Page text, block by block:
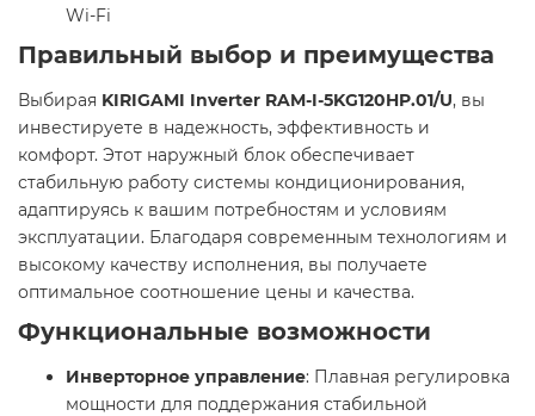
Wi-Fi​
Правильный выбор и преимущества
Выбирая KIRIGAMI Inverter RAM-I-5KG120HP.01/U, вы
инвестируете в надежность, эффективность и
комфорт. Этот наружный блок обеспечивает
стабильную работу системы кондиционирования,
адаптируясь к вашим потребностям и условиям
эксплуатации. Благодаря современным технологиям и
высокому качеству исполнения, вы получаете
оптимальное соотношение цены и качества.​
Функциональные возможности
Инверторное управление: Плавная регулировка
мощности для поддержания стабильной